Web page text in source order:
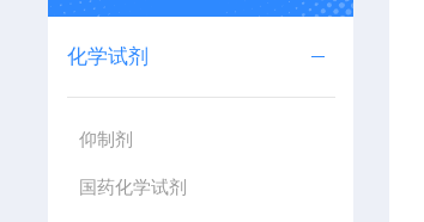
化学试剂
仰制剂
国药化学试剂